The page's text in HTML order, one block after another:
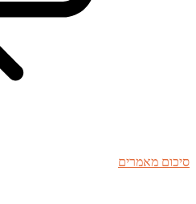
סיכום מאמרים